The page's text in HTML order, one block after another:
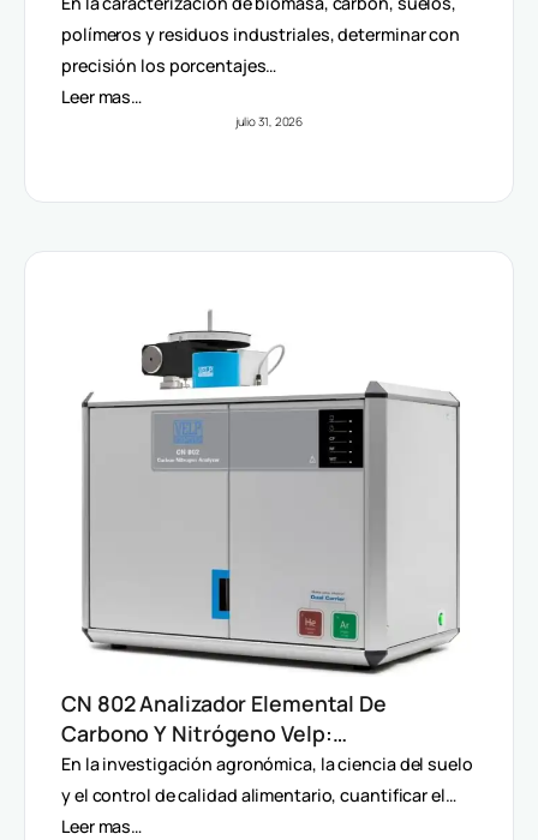
Volúmenes
polímeros y residuos industriales, determinar con
precisión los porcentajes…
Leer mas…
julio 31, 2026
CN 802 Analizador Elemental De
Carbono Y Nitrógeno Velp:
Determinación Rápida Por Método
Dumas (TC, TOC, TIC Y TN)
En la investigación agronómica, la ciencia del suelo
y el control de calidad alimentario, cuantificar el…
Leer mas…